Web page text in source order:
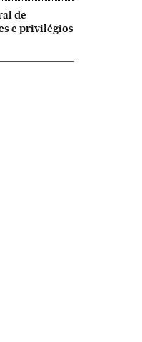
de
e privilégios